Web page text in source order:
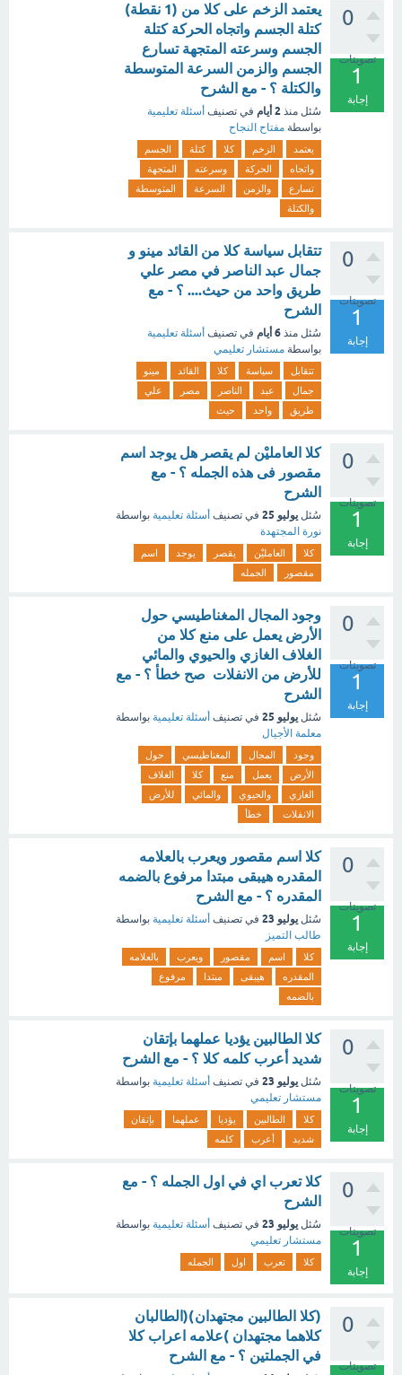
0
تصويتات
1
إجابة
يعتمد الزخم على كلا من (1 نقطة)
كتلة الجسم واتجاه الحركة كتلة
الجسم وسرعته المتجهة تسارع
الجسم والزمن السرعة المتوسطة
والكتلة ؟ - مع الشرح
سُئل منذ 2 أيام في تصنيف أسئلة تعليمية
بواسطة مفتاح النجاح
يعتمد الزخم كلا كتلة
الجسم
واتجاه
الحركة وسرعته
المتجهة
تسارع
والزمن السرعة
المتوسطة
والكتلة
0
تصويتات
1
إجابة
تتقابل سياسة كلا من القائد مينو و
جمال عبد الناصر في مصر علي
طريق واحد من حيث.... ؟ - مع
الشرح
سُئل منذ 6 أيام في تصنيف أسئلة تعليمية
بواسطة مستشار تعليمي
تتقابل سياسة كلا القائد
مينو
جمال
عبد الناصر مصر
علي
طريق
واحد حيث
0
تصويتات
1
إجابة
كلا العامليْن لم يقصر هل يوجد اسم
مقصور فى هذه الجمله ؟ - مع
الشرح
سُئل يوليو 25 في تصنيف أسئلة تعليمية بواسطة
نورة المجتهدة
كلا العامليْن يقصر يوجد
اسم
مقصور
الجمله
0
تصويتات
1
إجابة
وجود المجال المغناطيسي حول
الأرض يعمل على منع كلا من
الغلاف الغازي والحيوي والمائي
للأرض من الانفلات صح خطأ ؟ - مع
الشرح
سُئل يوليو 25 في تصنيف أسئلة تعليمية بواسطة
معلمة الأجيال
وجود المجال المغناطيسي
حول
الأرض
يعمل منع كلا
الغلاف
الغازي
والحيوي والمائي
للأرض
الانفلات
خطأ
0
تصويتات
1
إجابة
كلا اسم مقصور ويعرب بالعلامه
المقدره هيبقى مبتدا مرفوع بالضمه
المقدره ؟ - مع الشرح
سُئل يوليو 23 في تصنيف أسئلة تعليمية بواسطة
طالب التميز
كلا اسم مقصور ويعرب
بالعلامه
المقدره
هيبقى مبتدا
مرفوع
بالضمه
0
تصويتات
1
إجابة
كلا الطالبين يؤديا عملهما بإتقان
شديد أعرب كلمه كلا ؟ - مع الشرح
سُئل يوليو 23 في تصنيف أسئلة تعليمية بواسطة
مستشار تعليمي
كلا الطالبين يؤديا عملهما
بإتقان
شديد
أعرب كلمه
0
تصويتات
1
إجابة
كلا تعرب اي في اول الجمله ؟ - مع
الشرح
سُئل يوليو 23 في تصنيف أسئلة تعليمية بواسطة
مستشار تعليمي
كلا تعرب اول الجمله
0
تصويتات
(كلا الطالبين مجتهدان)(الطالبان
كلاهما مجتهدان )علامه اعراب كلا
في الجملتين ؟ - مع الشرح